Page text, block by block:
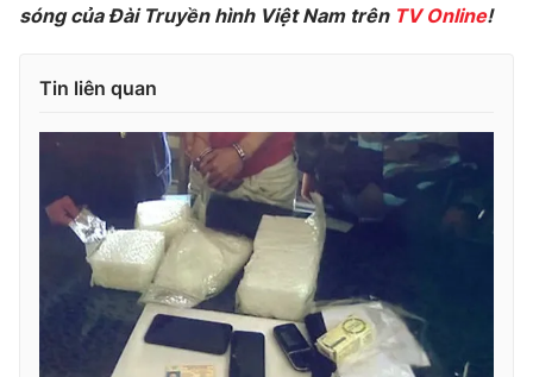
VTV Money VTV Thể thao
VTV Sức khoẻ Bất động sản
Thị trường 24h Tấm lòng Việt
sóng của Đài Truyền hình Việt Nam trên TV Online!
Tin liên quan